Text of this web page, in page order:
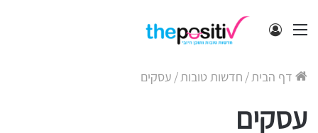
תפריט התחבר
דף הבית/ חדשות טובות/ עסקים
עסקים